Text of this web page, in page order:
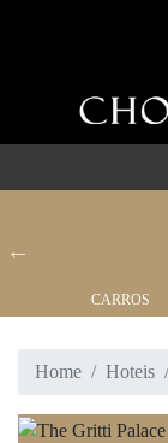
CARROS
Home Hoteis